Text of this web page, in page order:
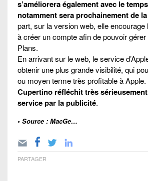
s’améliorera également avec le
notamment sera prochainement de
part, sur la version web, elle
à créer un compte afin de pouvoir
Plans.
En arrivant sur le web, le service
obtenir une plus grande visibilité, qui
ou moyen terme très profitable à Apple.
Cupertino réfléchit très
service par la publicité.
• Source : MacGe…
PARTAGER